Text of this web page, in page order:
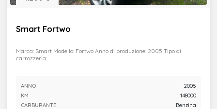
Smart Fortwo
Marca: Smart Modello: Fortwo Anno di produzione: 2005 Tipo di
carrozzeria: ...
ANNO
2005
KM
148000
CARBURANTE
Benzina